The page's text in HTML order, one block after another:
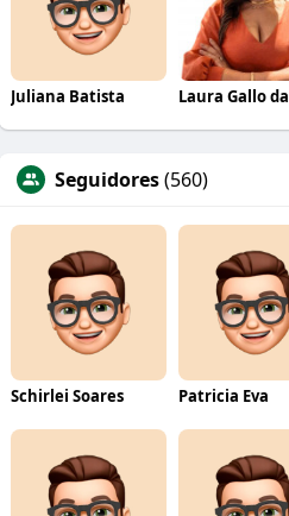
Juliana Batista Laura Gallo
Seguidores(560)
Schirlei Soares Patricia Eva